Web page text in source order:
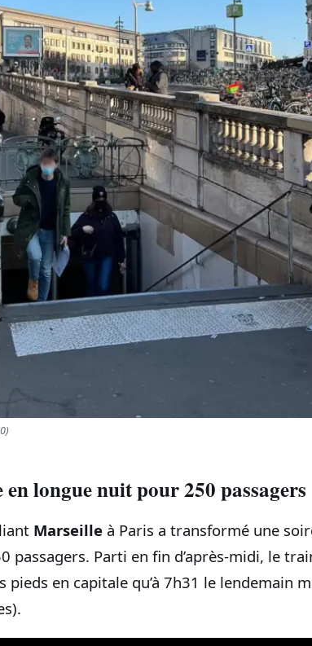
longue nuit pour 250 passagers
Marseille à Paris a transformé une
passagers. Parti en fin d’après‑midi, le
pieds en capitale qu’à 7h31 le lendemain